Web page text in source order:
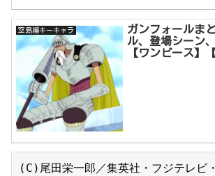
空島編キーキャラ
ガンフォールま
ル、登場シーン
【ワンピース】【
(C)尾田栄一郎／集英社・フジテレビ